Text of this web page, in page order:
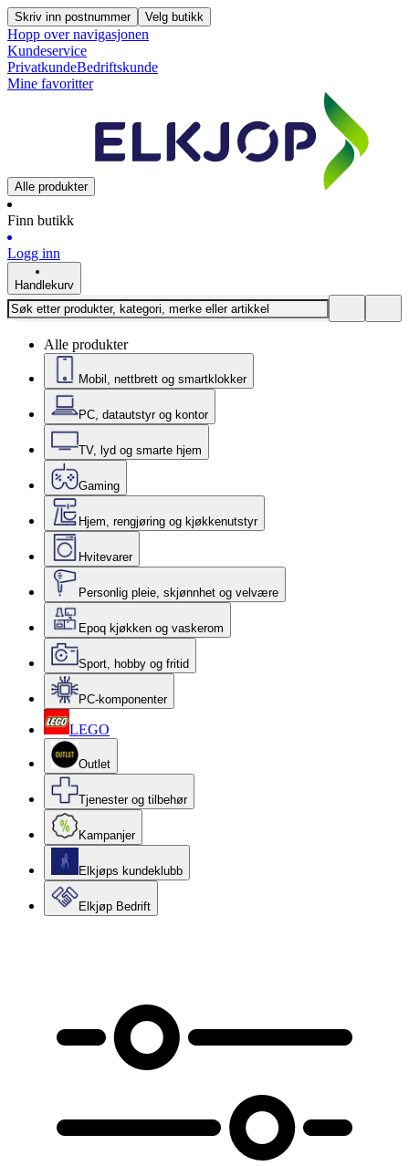
Skriv inn postnummer Velg butikk
Hopp over navigasjonen
Kundeservice
PrivatkundeBedriftskunde
Mine favoritter
Alle produkter
Finn butikk
Logg inn
Handlekurv
Alle produkter
Mobil, nettbrett og smartklokker
PC, datautstyr og kontor
TV, lyd og smarte hjem
Gaming
Hjem, rengjøring og kjøkkenutstyr
Hvitevarer
Personlig pleie, skjønnhet og velvære
Epoq kjøkken og vaskerom
Sport, hobby og fritid
PC-komponenter
LEGO
Outlet
Tjenester og tilbehør
Kampanjer
Elkjøps kundeklubb
Elkjøp Bedrift